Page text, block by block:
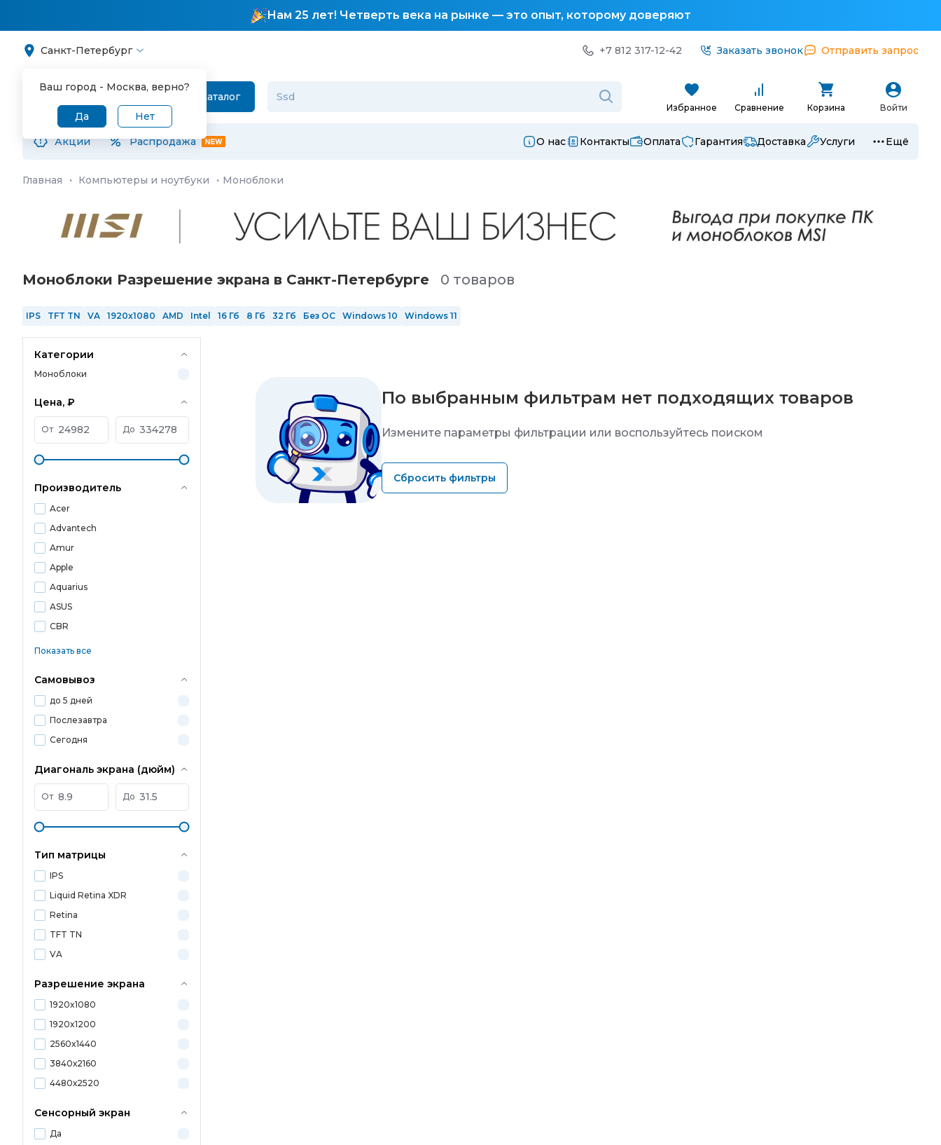
Нам 25 лет! Четверть века на рынке — это опыт, которому доверяют
Санкт-Петербург
Ваш город - Москва, верно?
Да Нет
+7 812 317-12-42 Заказать звонок Отправить запрос
Каталог
Избранное Сравнение Корзина Войти
Акции Распродажа О нас Контакты Оплата Гарантия Доставка Услуги Ещё
Главная · Компьютеры и ноутбуки · Моноблоки
Моноблоки Разрешение экрана в Санкт-Петербургe 0 товаров
IPS TFT TN VA 1920x1080 AMD Intel 16 Гб 8 Гб 32 Гб Без ОС Windows 10 Windows 11
Категории
Моноблоки
Цена, ₽
От До
Производитель
Acer
Advantech
Amur
Apple
Aquarius
ASUS
CBR
Показать все
Самовывоз
до 5 дней
Послезавтра
Сегодня
Диагональ экрана (дюйм)
От До
Тип матрицы
IPS
Liquid Retina XDR
Retina
TFT TN
VA
Разрешение экрана
1920x1080
1920x1200
2560x1440
3840х2160
4480х2520
Сенсорный экран
Да
По выбранным фильтрам нет подходящих товаров
Измените параметры фильтрации или воспользуйтесь поиском
Сбросить фильтры